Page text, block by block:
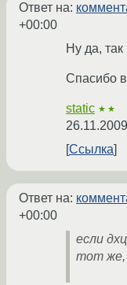
Ответ на:
+00:00
Ну да, так
Спасибо
static ★★
Ссылка
Ответ на:
+00:00
если
тот же,